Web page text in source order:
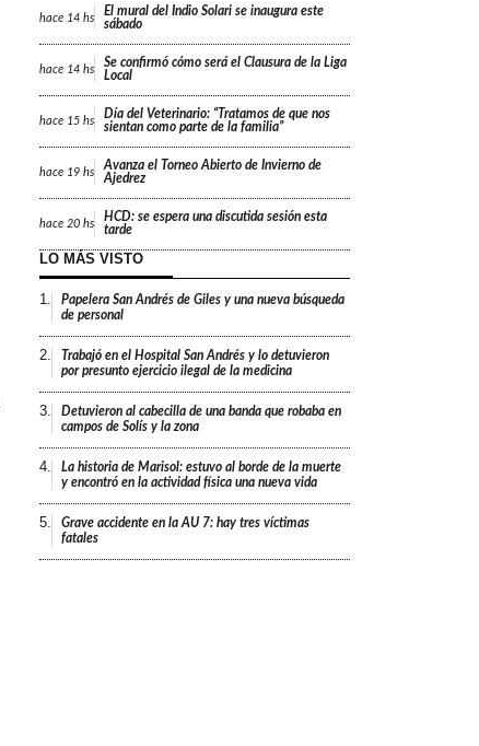
hace 14 hs
El mural del Indio Solari se inaugura este
sábado
hace 14 hs
Se confirmó cómo será el Clausura de la Liga
Local
hace 15 hs
Día del Veterinario: “Tratamos de que nos
sientan como parte de la familia”
hace 19 hs
Avanza el Torneo Abierto de Invierno de
Ajedrez
hace 20 hs
HCD: se espera una discutida sesión esta
tarde
LO MÁS VISTO
1.
Papelera San Andrés de Giles y una nueva búsqueda
de personal
2.
Trabajó en el Hospital San Andrés y lo detuvieron
por presunto ejercicio ilegal de la medicina
3.
Detuvieron al cabecilla de una banda que robaba en
campos de Solís y la zona
4.
La historia de Marisol: estuvo al borde de la muerte
y encontró en la actividad física una nueva vida
5.
Grave accidente en la AU 7: hay tres víctimas
fatales